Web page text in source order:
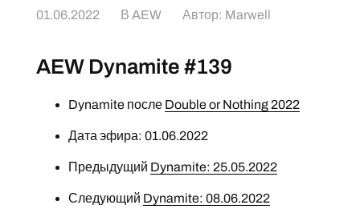
01.06.2022 В AEW Автор: Marwell
AEW Dynamite #139
Dynamite после Double or Nothing 2022
Дата эфира: 01.06.2022
Предыдущий Dynamite: 25.05.2022
Следующий Dynamite: 08.06.2022